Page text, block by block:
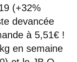
(+32%
devancée
à 5,51€ !
en semaine